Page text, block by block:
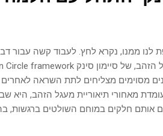
ממנו, נקרא לחץ. לעבוד קשה עבור
מסוימים מצליחים לתת השראה
מאחורי תיאוריית מעגל הזהב, היא
אותם חלקים במוחם השולטים ברגשות,